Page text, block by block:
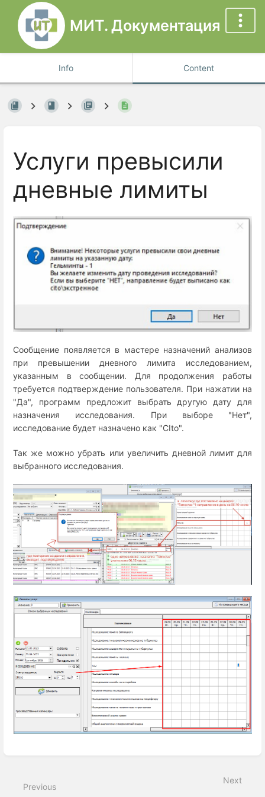
МИТ. Документация
Info Content
Услуги превысили
дневные лимиты
Сообщение появляется в мастере назначений анализов
при превышении дневного лимита исследованием,
указанным в сообщении. Для продолжения работы
требуется подтверждение пользователя. При нажатии на
"Да", программ предложит выбрать другую дату для
назначения исследования. При выборе "Нет",
исследование будет назначено как "CIto".
Так же можно убрать или увеличить дневной лимит для
выбранного исследования.
mode
Previous
Next